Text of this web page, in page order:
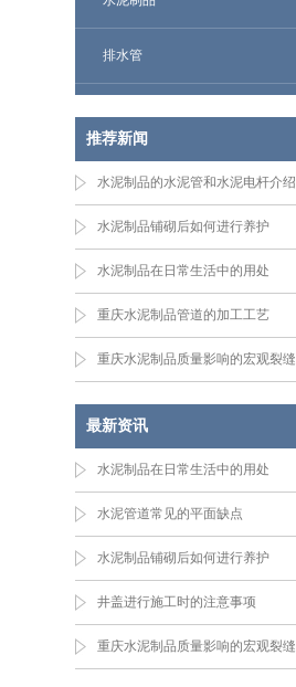
排水管
推荐新闻
水泥制品的水泥管和水泥电杆介绍
水泥制品铺砌后如何进行养护
水泥制品在日常生活中的用处
重庆水泥制品管道的加工工艺
重庆水泥制品质量影响的宏观裂缝
最新资讯
水泥制品在日常生活中的用处
水泥管道常见的平面缺点
水泥制品铺砌后如何进行养护
井盖进行施工时的注意事项
重庆水泥制品质量影响的宏观裂缝